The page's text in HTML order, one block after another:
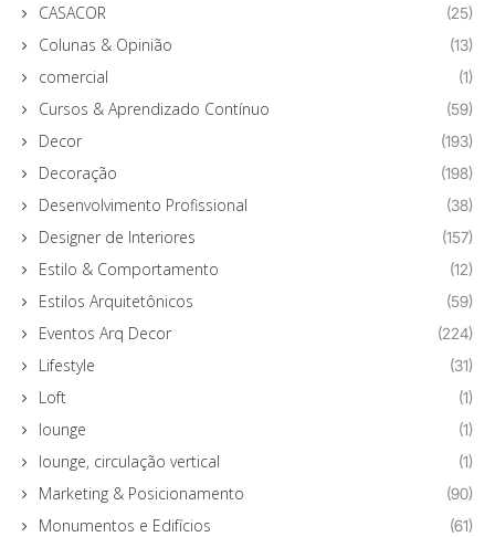
CASACOR (25)
Colunas & Opinião (13)
comercial (1)
Cursos & Aprendizado Contínuo (59)
Decor (193)
Decoração (198)
Desenvolvimento Profissional (38)
Designer de Interiores (157)
Estilo & Comportamento (12)
Estilos Arquitetônicos (59)
Eventos Arq Decor (224)
Lifestyle (31)
Loft (1)
lounge (1)
lounge, circulação vertical (1)
Marketing & Posicionamento (90)
Monumentos e Edifícios (61)